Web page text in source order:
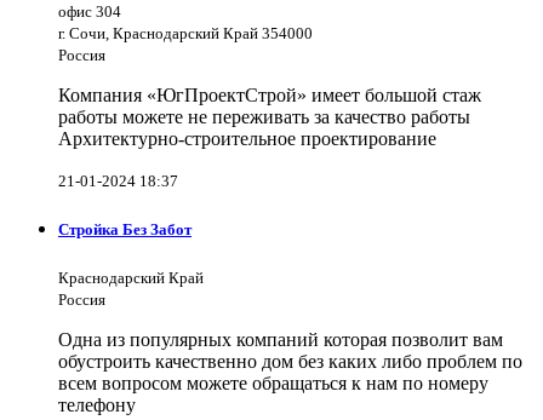
офис 304
г. Сочи, Краснодарский Край 354000
Россия
Компания «ЮгПроектСтрой» имеет большой стаж
работы можете не переживать за качество работы
Архитектурно-строительное проектирование
21-01-2024 18:37
Стройка Без Забот
Краснодарский Край
Россия
Одна из популярных компаний которая позволит вам
обустроить качественно дом без каких либо проблем по
всем вопросом можете обращаться к нам по номеру
телефону